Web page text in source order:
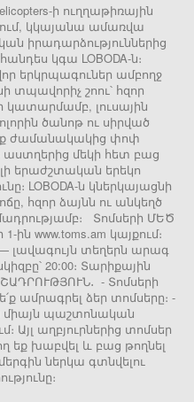
ի ուղղաթիռային
կկայանա ամառվա
իրադարձություններից
կգա LOBODA-ն։
երկրպագուներ ամբողջ
տպավորիչ շոու՝ հզոր
կատարմամբ, լուսային
ծանոթ ու սիրված
ժամանակակից փոփ
մեկի հետ բաց
երաժշտական երեկո
LOBODA-ն կներկայացնի
հզոր ձայնն ու անկեղծ
Տոմսերի ՄԵԾ
www.toms.am կայքում։
լավագույն տեղերն արագ
20:00։ Տարիքային
- Տոմսերի
ամրագրել ձեր տոմսերը։ -
միայն պաշտոնական
Այլ աղբյուրներից տոմսեր
եք խաբվել և բաց թողնել
ներկա գտնվելու